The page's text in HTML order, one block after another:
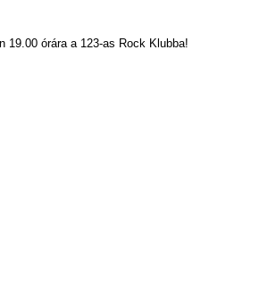
órára a 123-as Rock Klubba!